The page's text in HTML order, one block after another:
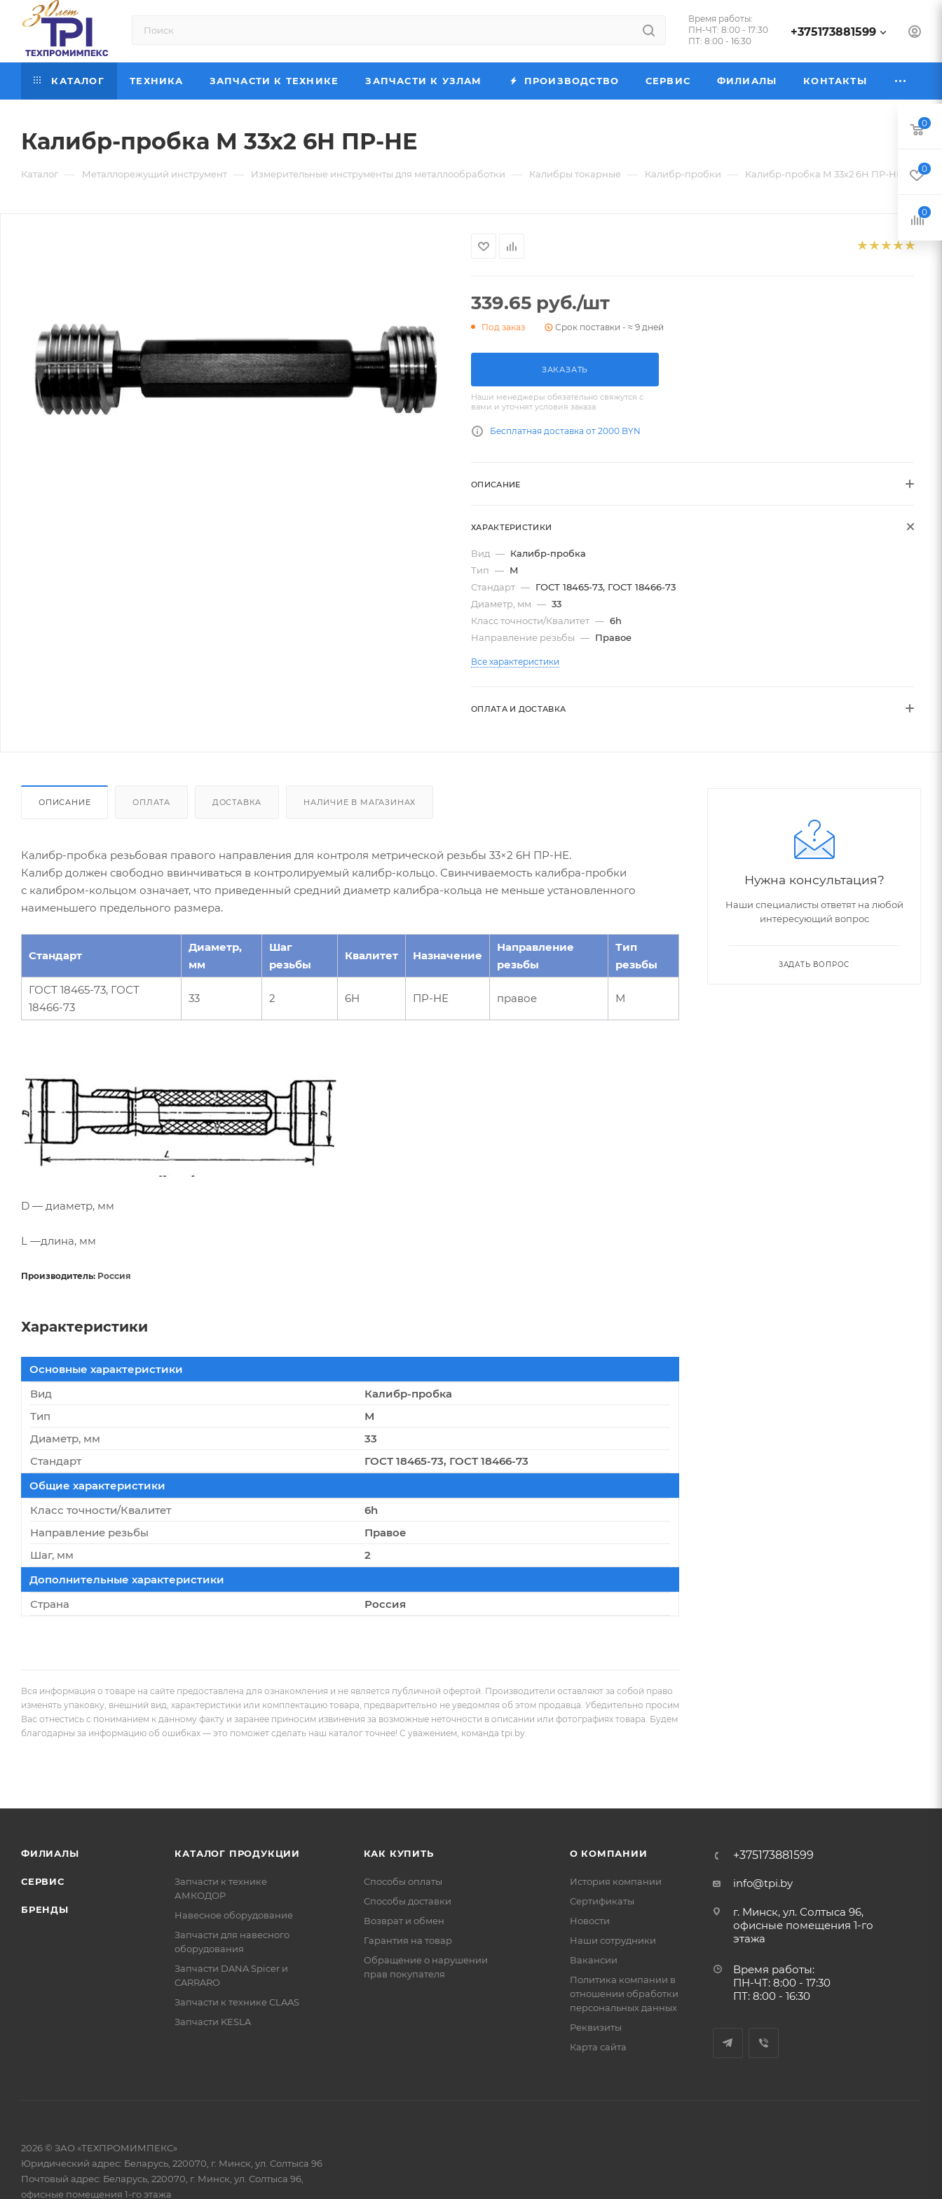
Время работы:
ПН-ЧТ: 8:00 - 17:30
ПТ: 8:00 - 16:30
+375173881599
КАТАЛОГ ТЕХНИКА ЗАПЧАСТИ К ТЕХНИКЕ ЗАПЧАСТИ К УЗЛАМ ПРОИЗВОДСТВО СЕРВИС ФИЛИАЛЫ КОНТАКТЫ
Калибр-пробка М 33х2 6Н ПР-НЕ
Каталог — Металлорежущий инструмент — Измерительные инструменты для металлообработки — Калибры токарные — Калибр-пробки — Калибр-пробка М 33х2 6Н ПР-НЕ
339.65 руб./шт
Под заказ Срок поставки - ≈ 9 дней
ЗАКАЗАТЬ
Наши менеджеры обязательно свяжутся с
вами и уточнят условия заказа
Бесплатная доставка от 2000 BYN
ОПИСАНИЕ
ХАРАКТЕРИСТИКИ
Вид — Калибр-пробка
Тип — М
Стандарт — ГОСТ 18465-73, ГОСТ 18466-73
Диаметр, мм — 33
Класс точности/Квалитет — 6h
Направление резьбы — Правое
Все характеристики
ОПЛАТА И ДОСТАВКА
ОПИСАНИЕ ОПЛАТА ДОСТАВКА НАЛИЧИЕ В МАГАЗИНАХ
Калибр-пробка резьбовая правого направления для контроля метрической резьбы 33×2 6Н ПР-НЕ.
Калибр должен свободно ввинчиваться в контролируемый калибр-кольцо. Свинчиваемость калибра-пробки
с калибром-кольцом означает, что приведенный средний диаметр калибра-кольца не меньше установленного
наименьшего предельного размера.
Стандарт
Диаметр,
мм
Шаг
резьбы
Квалитет Назначение
Направление
резьбы
Тип
резьбы
ГОСТ 18465-73, ГОСТ
18466-73
33 2 6Н ПР-НЕ правое М
D — диаметр, мм
L —длина, мм
Производитель: Россия
Характеристики
Основные характеристики
Вид
Калибр-пробка
Тип
М
Диаметр, мм
33
Стандарт
ГОСТ 18465-73, ГОСТ 18466-73
Общие характеристики
Класс точности/Квалитет
6h
Направление резьбы
Правое
Шаг, мм
2
Дополнительные характеристики
Страна
Россия
Вся информация о товаре на сайте предоставлена для ознакомления и не является публичной офертой. Производители оставляют за собой право
изменять упаковку, внешний вид, характеристики или комплектацию товара, предварительно не уведомляя об этом продавца. Убедительно просим
Вас отнестись с пониманием к данному факту и заранее приносим извинения за возможные неточности в описании или фотографиях товара. Будем
благодарны за информацию об ошибках — это поможет сделать наш каталог точнее! С уважением, команда tpi.by.
Нужна консультация?
Наши специалисты ответят на любой
интересующий вопрос
ЗАДАТЬ ВОПРОС
ФИЛИАЛЫ
СЕРВИС
БРЕНДЫ
КАТАЛОГ ПРОДУКЦИИ
Запчасти к технике
АМКОДОР
Навесное оборудование
Запчасти для навесного
оборудования
Запчасти DANA Spicer и
CARRARO
Запчасти к технике CLAAS
Запчасти KESLA
КАК КУПИТЬ
Способы оплаты
Способы доставки
Возврат и обмен
Гарантия на товар
Обращение о нарушении
прав покупателя
О КОМПАНИИ
История компании
Сертификаты
Новости
Наши сотрудники
Вакансии
Политика компании в
отношении обработки
персональных данных
Реквизиты
Карта сайта
+375173881599
info@tpi.by
г. Минск, ул. Солтыса 96,
офисные помещения 1-го
этажа
Время работы:
ПН-ЧТ: 8:00 - 17:30
ПТ: 8:00 - 16:30
2026 © ЗАО «ТЕХПРОМИМПЕКС»
Юридический адрес: Беларусь, 220070, г. Минск, ул. Солтыса 96
Почтовый адрес: Беларусь, 220070, г. Минск, ул. Солтыса 96,
офисные помещения 1-го этажа
0
0
0